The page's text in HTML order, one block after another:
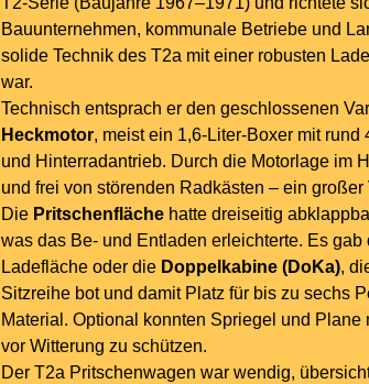
Bauunternehmen, kommunale Betriebe und
solide Technik des T2a mit einer robusten
war.
Technisch entsprach er den geschlossenen
Heckmotor, meist ein 1,6-Liter-Boxer mit
und Hinterradantrieb. Durch die Motorlage im
und frei von störenden Radkästen – ein großer
Die Pritschenfläche hatte dreiseitig
was das Be- und Entladen erleichterte. Es gab
Ladefläche oder die Doppelkabine (DoKa),
Sitzreihe bot und damit Platz für bis zu sechs
Material. Optional konnten Spriegel und Plane
vor Witterung zu schützen.
Der T2a Pritschenwagen war wendig,